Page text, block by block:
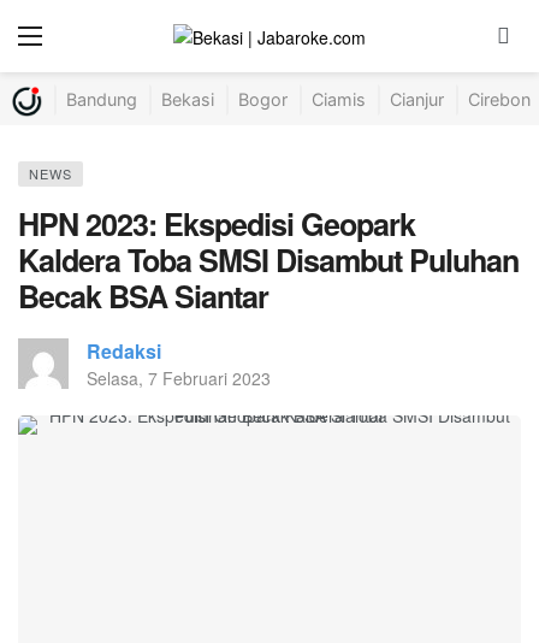
Bandung Bekasi Bogor Ciamis Cianjur Cirebon
NEWS
HPN 2023: Ekspedisi Geopark
Kaldera Toba SMSI Disambut Puluhan
Becak BSA Siantar
Redaksi
Selasa, 7 Februari 2023